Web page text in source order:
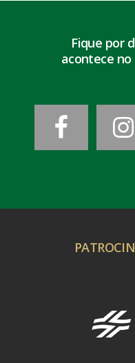
Fique por
acontece